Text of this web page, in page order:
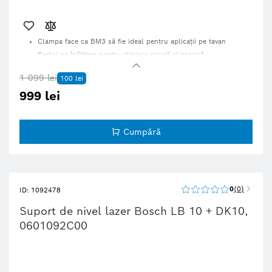
Clampa face ca BM3 să fie ideal pentru aplicații pe tavan
Reglaj pe înălțime pentru aliniere sigură și precisă
Fixare rapidă și ușoară a laserului de linie
1 099 lei 100 lei
999 lei
Cumpără
ID: 1092478 0 0
Suport de nivel lazer Bosch LB 10 + DK10,
0601092C00